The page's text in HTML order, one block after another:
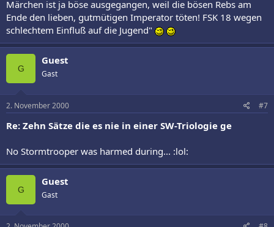
Märchen ist ja böse ausgegangen, weil die bösen Rebs am
Ende den lieben, gutmütigen Imperator töten! FSK 18 wegen
schlechtem Einfluß auf die Jugend"
G
Guest
Gast
2. November 2000 #7
Re: Zehn Sätze die es nie in einer SW-Triologie ge
No Stormtrooper was harmed during... :lol:
G
Guest
Gast